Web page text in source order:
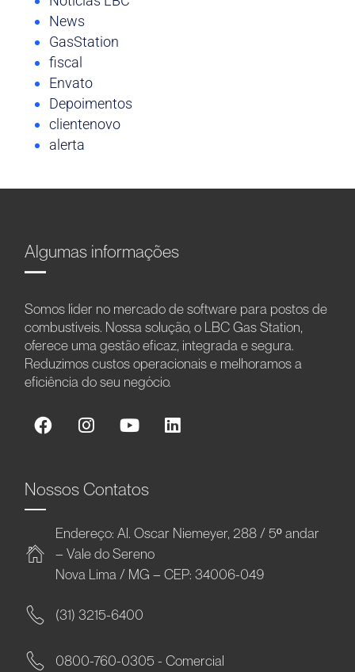
News
GasStation
fiscal
Envato
Depoimentos
clientenovo
alerta
Algumas informações
Somos líder no mercado de software para postos de
combustíveis. Nossa solução, o LBC Gas Station,
oferece uma gestão eficaz, integrada e segura.
Reduzimos custos operacionais e melhoramos a
eficiência do seu negócio.
Nossos Contatos
Endereço: Al. Oscar Niemeyer, 288 / 5º andar
– Vale do Sereno
Nova Lima / MG – CEP: 34006-049
(31) 3215-6400
0800-760-0305 - Comercial